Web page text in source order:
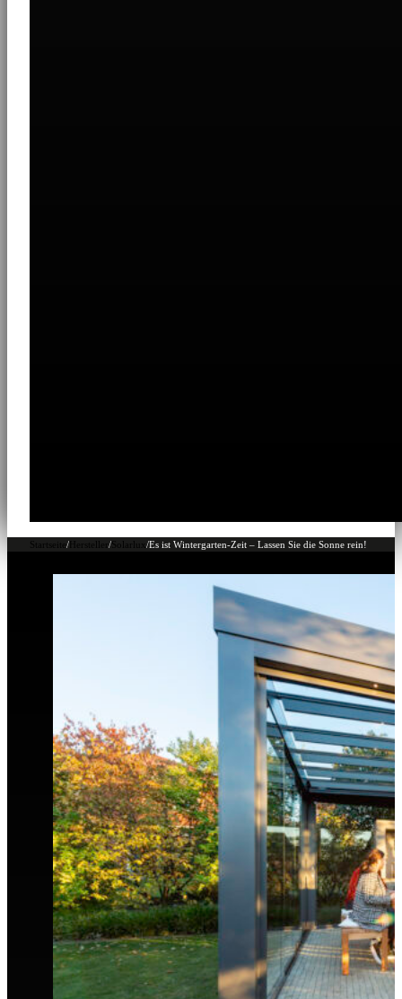
Startseite /Hersteller /Solarlux /Es ist Wintergarten-Zeit – Lassen Sie die Sonne rein!